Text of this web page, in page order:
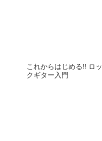
これからはじめる!! ロッ
クギター入門